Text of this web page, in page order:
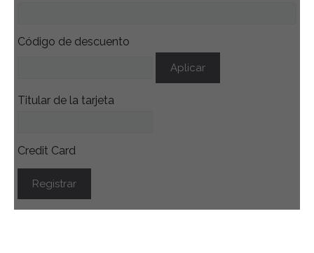
Código de descuento
Aplicar
Titular de la tarjeta
Credit Card